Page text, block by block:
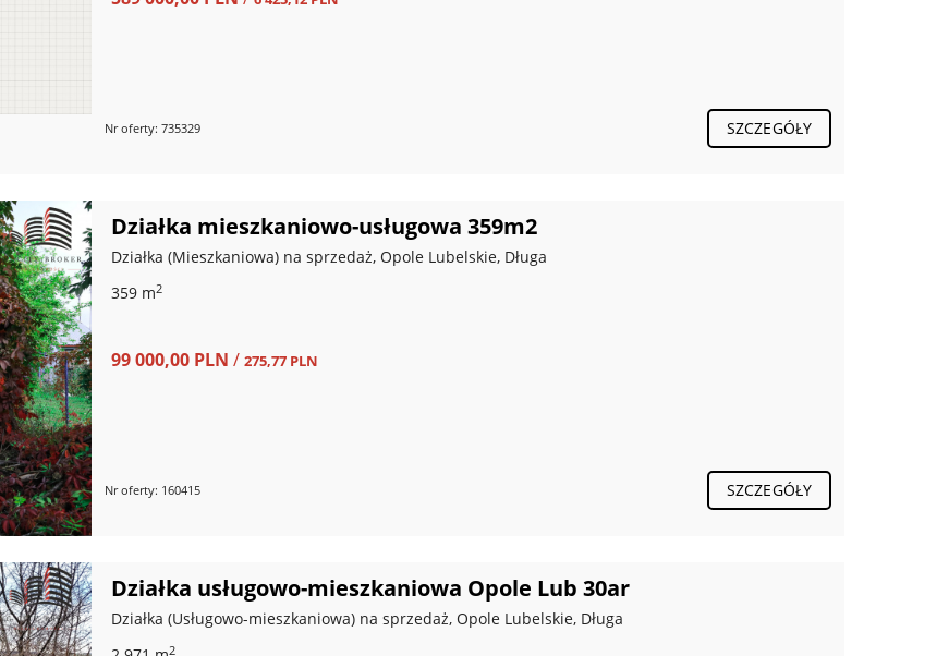
Nr oferty: 735329 SZCZEGÓŁY
Działka mieszkaniowo-usługowa 359m2
Działka (Mieszkaniowa) na sprzedaż, Opole Lubelskie, Długa
359 m2
99 000,00 PLN / 275,77 PLN
Nr oferty: 160415 SZCZEGÓŁY
Działka usługowo-mieszkaniowa Opole Lub 30ar
Działka (Usługowo-mieszkaniowa) na sprzedaż, Opole Lubelskie, Długa
2